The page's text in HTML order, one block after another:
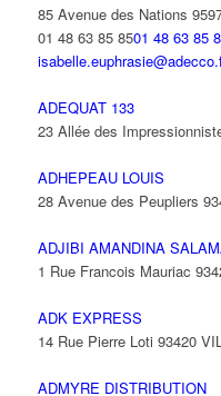
85 Avenue des Nations
01 48 63 85 8501 48 63 85
ADEQUAT 133
23 Allée des
ADHEPEAU LOUIS
28 Avenue des Peupliers
ADJIBI AMANDINA
1 Rue Francois Mauriac
ADK EXPRESS
14 Rue Pierre Loti 93420
ADMYRE DISTRIBUTION